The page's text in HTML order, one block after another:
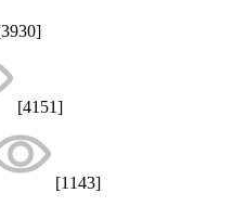
[4151]
[1143]